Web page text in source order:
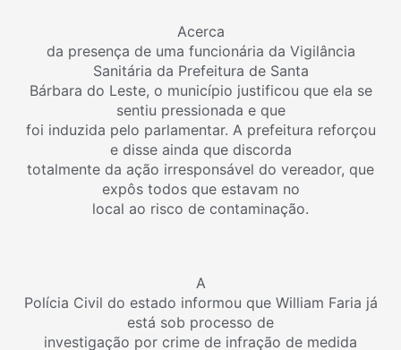
Acerca
da presença de uma funcionária da Vigilância
Sanitária da Prefeitura de Santa
Bárbara do Leste, o município justificou que ela se
sentiu pressionada e que
foi induzida pelo parlamentar. A prefeitura reforçou
e disse ainda que discorda
totalmente da ação irresponsável do vereador, que
expôs todos que estavam no
local ao risco de contaminação.
A
Polícia Civil do estado informou que William Faria já
está sob processo de
investigação por crime de infração de medida